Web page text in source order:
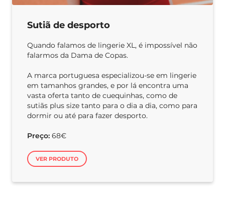
Sutiã de desporto
Quando falamos de lingerie XL, é impossível não
falarmos da Dama de Copas.
A marca portuguesa especializou-se em lingerie
em tamanhos grandes, e por lá encontra uma
vasta oferta tanto de cuequinhas, como de
sutiãs plus size tanto para o dia a dia, como para
dormir ou até para fazer desporto.
Preço: 68€
VER PRODUTO